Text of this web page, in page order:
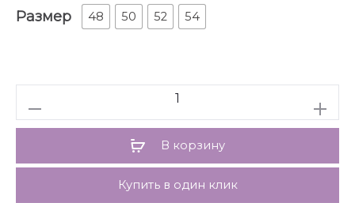
овальная обработана трикотажным довязом. В
области талии по переду частично кулиса с 2 мя
элементы: защип, нашивку, фигурный подрез в
нижней части юбки.
Рукава платья выполнены из рубашечной ткани,
широкие. Низ рукава на манжете из довяза. В шве
рукава кулиса со стоппером и эластичным шнуром.
Платье без застёжки, без подкладки.
Размер 48 50 52 54
В корзину
Купить в один клик